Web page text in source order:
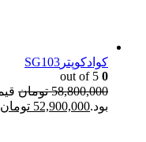
کوادکوپترSG103
0
58,800,000 تومان
بود.52,900,000 تومان